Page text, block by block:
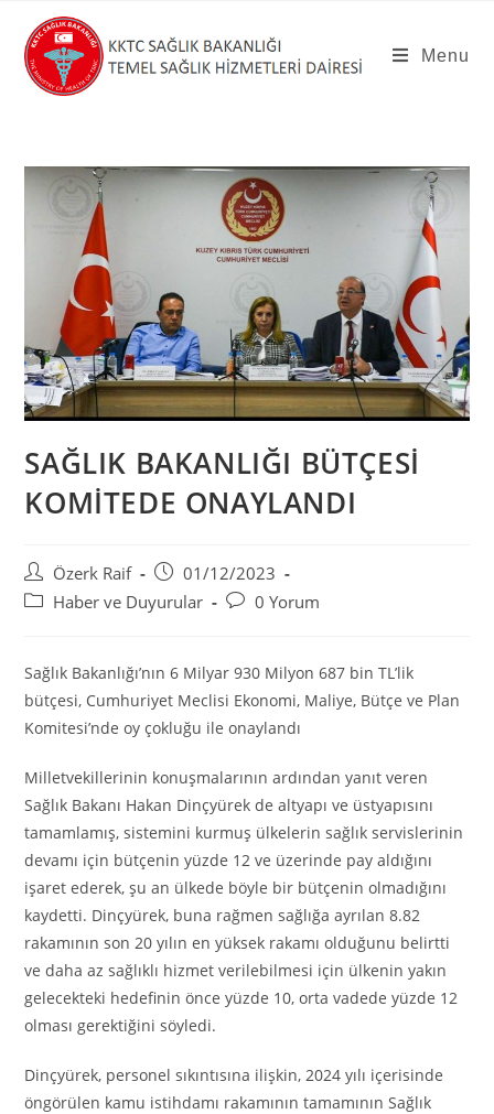
content
Menu
SAĞLIK BAKANLIĞI BÜTÇESİ
KOMİTEDE ONAYLANDI
Post
author:
Özerk Raif
Post
published:
01/12/2023
PostHaber ve Duyurular
Post0 Yorum
Sağlık Bakanlığı’nın 6 Milyar 930 Milyon 687 bin TL’lik
bütçesi, Cumhuriyet Meclisi Ekonomi, Maliye, Bütçe ve Plan
Komitesi’nde oy çokluğu ile onaylandı
Milletvekillerinin konuşmalarının ardından yanıt veren
Sağlık Bakanı Hakan Dinçyürek de altyapı ve üstyapısını
tamamlamış, sistemini kurmuş ülkelerin sağlık servislerinin
devamı için bütçenin yüzde 12 ve üzerinde pay aldığını
işaret ederek, şu an ülkede böyle bir bütçenin olmadığını
kaydetti. Dinçyürek, buna rağmen sağlığa ayrılan 8.82
rakamının son 20 yılın en yüksek rakamı olduğunu belirtti
ve daha az sağlıklı hizmet verilebilmesi için ülkenin yakın
gelecekteki hedefinin önce yüzde 10, orta vadede yüzde 12
olması gerektiğini söyledi.
Dinçyürek, personel sıkıntısına ilişkin, 2024 yılı içerisinde
öngörülen kamu istihdamı rakamının tamamının Sağlık